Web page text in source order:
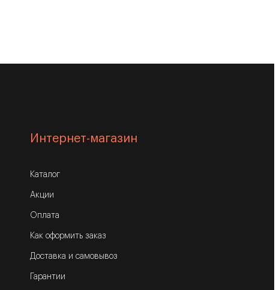
Интернет-магазин
Каталог
Акции
Оплата
Как оформить заказ
Доставка и самовывоз
Гарантии